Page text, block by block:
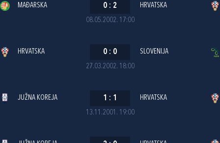
08.05.2002. 17:00
MAĐARSKA 0 : 2 HRVATSKA
27.03.2002. 18:00
HRVATSKA 0 : 0 SLOVENIJA
13.11.2001. 19:00
JUŽNA KOREJA 1 : 1 HRVATSKA